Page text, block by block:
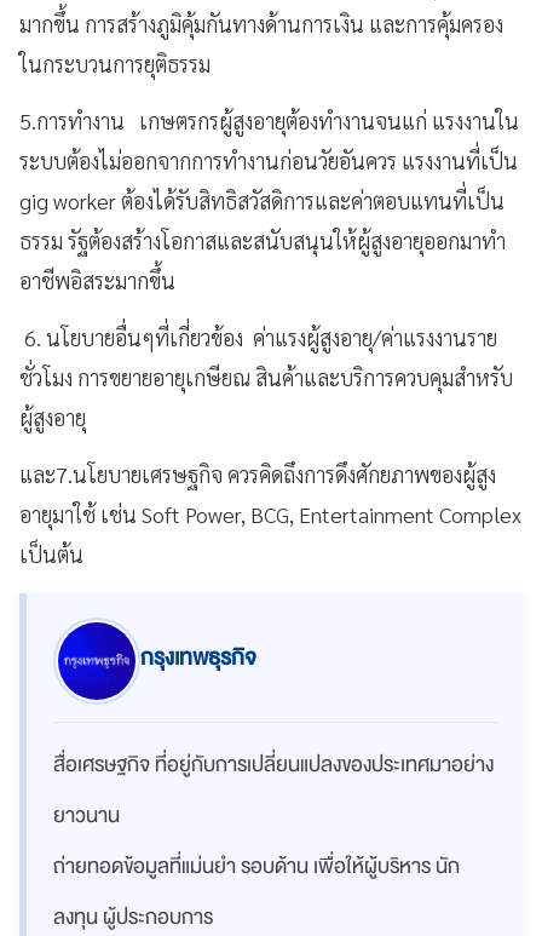
มากขึ้น การสร้างภูมิคุ้มกันทางด้านการเงิน และการคุ้มครอง
ในกระบวนการยุติธรรม
5.การทำงาน เกษตรกรผู้สูงอายุต้องทำงานจนแก่ แรงงานใน
ระบบต้องไม่ออกจากการทำงานก่อนวัยอันควร แรงงานที่เป็น
gig worker ต้องได้รับสิทธิสวัสดิการและค่าตอบแทนที่เป็น
ธรรม รัฐต้องสร้างโอกาสและสนับสนุนให้ผู้สูงอายุออกมาทำ
อาชีพอิสระมากขึ้น
6. นโยบายอื่นๆที่เกี่ยวข้อง ค่าแรงผู้สูงอายุ/ค่าแรงงานราย
ชั่วโมง การขยายอายุเกษียณ สินค้าและบริการควบคุมสำหรับ
ผู้สูงอายุ
และ7.นโยบายเศรษฐกิจ ควรคิดถึงการดึงศักยภาพของผู้สูง
อายุมาใช้ เช่น Soft Power, BCG, Entertainment Complex
เป็นต้น
กรุงเทพธุรกิจ
สื่อเศรษฐกิจ ที่อยู่กับการเปลี่ยนแปลงของประเทศมาอย่าง
ยาวนาน
ถ่ายทอดข้อมูลที่แม่นยำ รอบด้าน เพื่อให้ผู้บริหาร นัก
ลงทุน ผู้ประกอบการ